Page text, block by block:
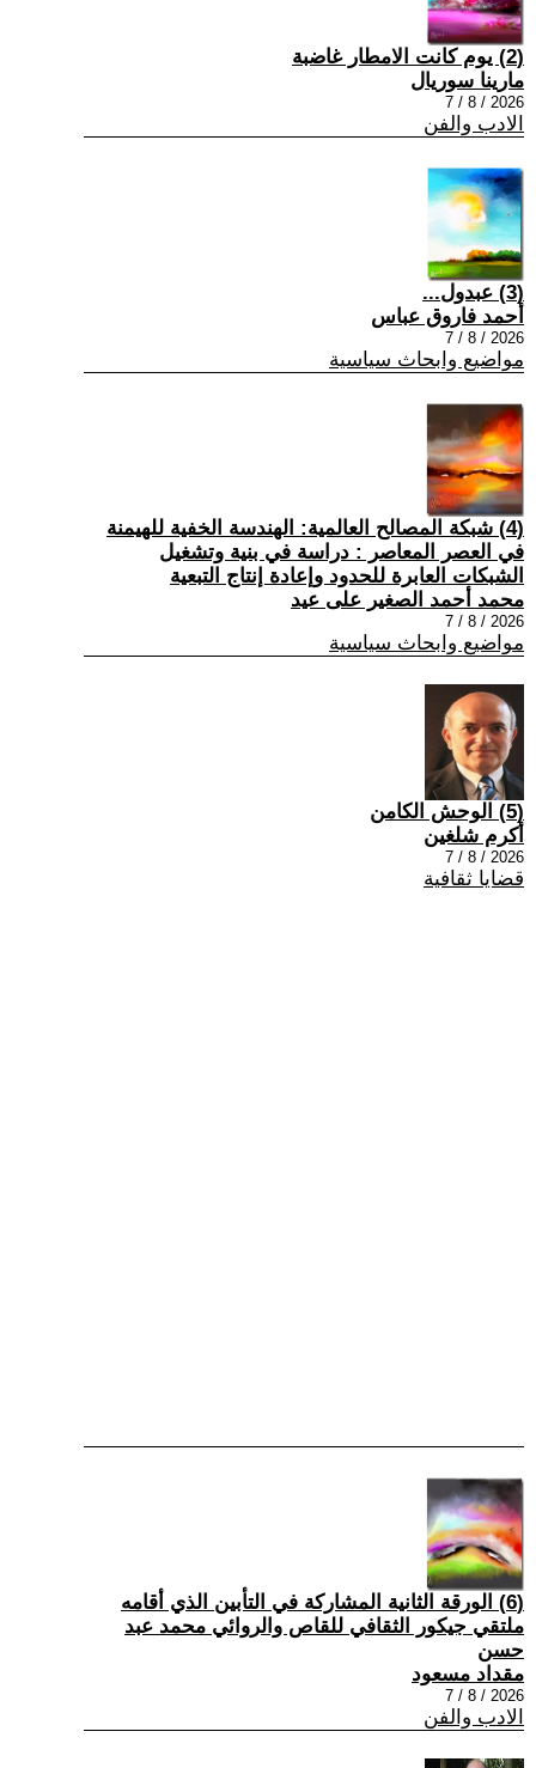
(2) يوم كانت الامطار غاضبة
مارينا سوريال
2026 / 8 / 7
الادب والفن
(3) عبدول...
أحمد فاروق عباس
2026 / 8 / 7
مواضيع وابحاث سياسية
(4) شبكة المصالح العالمية: الهندسة الخفية للهيمنة
في العصر المعاصر : دراسة في بنية وتشغيل
الشبكات العابرة للحدود وإعادة إنتاج التبعية
محمد أحمد الصغير على عيد
2026 / 8 / 7
مواضيع وابحاث سياسية
(5) الوحش الكامن
أكرم شلغين
2026 / 8 / 7
قضايا ثقافية
(6) الورقة الثانية المشاركة في التأبين الذي أقامه
ملتقي جيكور الثقافي للقاص والروائي محمد عبد
حسن
مقداد مسعود
2026 / 8 / 7
الادب والفن